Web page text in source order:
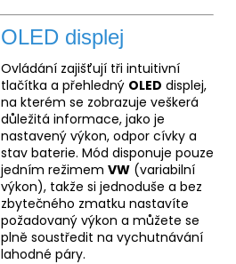
OLED displej
Ovládání zajišťují tři intuitivní
tlačítka a přehledný OLED displej,
na kterém se zobrazuje veškerá
důležitá informace, jako je
nastavený výkon, odpor cívky a
stav baterie. Mód disponuje pouze
jedním režimem VW (variabilní
výkon), takže si jednoduše a bez
zbytečného zmatku nastavíte
požadovaný výkon a můžete se
plně soustředit na vychutnávání
lahodné páry.